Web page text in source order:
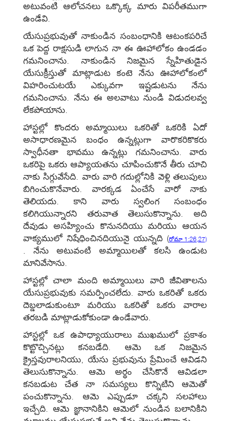
అటువంటి ఆలోచనలు ఒక్కొక్క మారు విపరీతముగా
ఉండేవి.
యేసుప్రభువుతో నాకుండిన సంబంధానికి ఆటంకపరిచే
ఒక పెద్ద రాక్షసుడి లాగున నా ఈ ఊహాలోకం ఉండడం
గమనించాను. నాకుండిన నిజమైన స్నేహితుడైన
యేసుక్రీస్తుతో మాట్లాడుట కంటె నేను ఊహాలోకంలో
విహరించుటయే ఎక్కువగా ఇష్టడుటను నేను
గమనించాను. నేను ఈ అలవాటు నుండి విడుదలవ్వ
లేకపోయాను.
హాస్టల్లో కొందరు అమ్మాయిలు ఒకరితో ఒకరికి ఏదో
అసాధారణమైన బంధం ఉన్నట్లుగా వారొకరికొకరు
స్వాధీనతా భావము ఉన్నట్లు గమనించాను. వారు
ఒకరిపై ఒకరు ఆప్యాయతను చూపించుకొనే తీరు చూచి
నాకు సిగ్గువేసేది. వారు వారి గదుల్లోనికి వెళ్లి తలుపులు
బిగించుకొనేవారు. వారక్కడ ఏంచేసే వారో నాకు
తెలియదు. కాని వారు స్వలింగ సంబంధం
కలిగియున్నారని తరువాత తెలుసుకొన్నాను. అది
దేవుడు అసహ్యించు కొనునదియు మరియు ఆయన
వాక్యములో నిషేధించినదియునై యున్నది (రోమా 1:26,27)
. నేను అటువంటి అమ్మాయిలతో కలసి ఉండుట
మానివేసాను.
హాస్టల్లో చాలా మంది అమ్మాయిలు వారి జీవితాలను
యేసుప్రభువుకు సమర్పించలేదు. వారు ఒకరితో ఒకరు
దెబ్డలాడుకుంటూ మరియు ఒకరితో ఒకరు వారాల
తరబడి మాట్లాడుకోకుండా ఉండేవారు.
హాస్టల్లో ఒక ఉపాధ్యాయురాలు ముఖములో ప్రకాశం
కొట్టొచ్చినట్లు కనబడేది. ఆమె ఒక నిజమైన
క్రైస్తవురాలనియు, యేసు ప్రభువును ప్రేమించే ఆవిడని
తెలుసుకొన్నాను. ఆమె అర్థం చేసికొనే ఆవిడలా
కనబడుట చేత నా సమస్యలు కొన్నిటిని ఆమెతో
పంచుకొన్నాను. ఆమె ఎప్పుడూ చక్కని సలహాలు
ఇచ్చేది. ఆమె జ్ఞానానికిని ఆమెలో నుండిన బలానికిని